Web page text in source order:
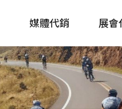
單車誌 Cycling Update
媒體代銷 展會